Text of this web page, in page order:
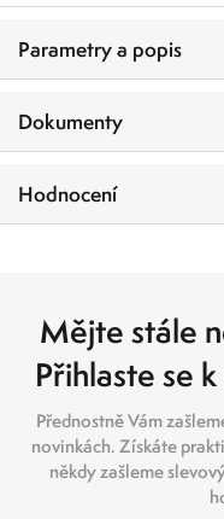
Parametry a popis
Dokumenty
Hodnocení
Mějte stále
Přihlaste se
Přednostně Vám
novinkách. Získáte
někdy zašleme